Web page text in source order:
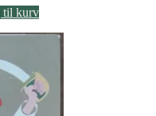
til kurv